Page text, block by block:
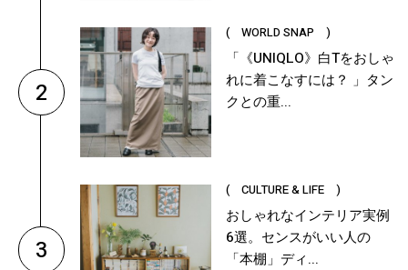
2
( WORLD SNAP )
「《UNIQLO》白Tをおしゃ
れに着こなすには？ 」タン
クとの重...
3
( CULTURE & LIFE )
おしゃれなインテリア実例
6選。センスがいい人の
「本棚」ディ...